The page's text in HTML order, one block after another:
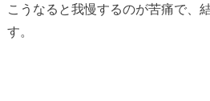
こうなると我慢するのが苦痛で、結
す。